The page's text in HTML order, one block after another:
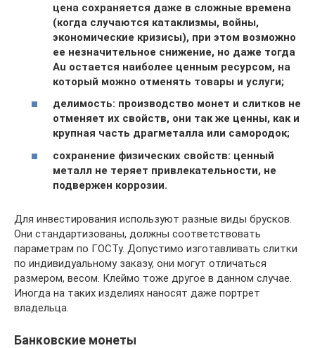
цена сохраняется даже в сложные времена
(когда случаются катаклизмы, войны,
экономические кризисы), при этом возможно
ее незначительное снижение, но даже тогда
Au остается наиболее ценным ресурсом, на
который можно отменять товары и услуги;
делимость: производство монет и слитков не
отменяет их свойств, они так же ценны, как и
крупная часть драгметалла или самородок;
сохранение физических свойств: ценный
металл не теряет привлекательности, не
подвержен коррозии.
Для инвестирования используют разные виды брусков.
Они стандартизованы, должны соответствовать
параметрам по ГОСТу. Допустимо изготавливать слитки
по индивидуальному заказу, они могут отличаться
размером, весом. Клеймо тоже другое в данном случае.
Иногда на таких изделиях наносят даже портрет
владельца.
Банковские монеты